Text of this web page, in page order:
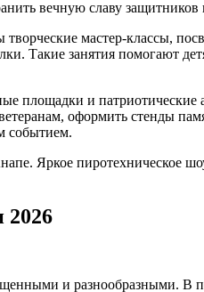
вечную славу
мастер-классы,
Такие занятия помогают
площадки и патриотические
оформить стенды
событием.
Яркое пиротехническое
и разнообразными. В